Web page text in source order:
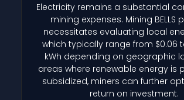
Electricity remains a substantial
mining expenses. Mining BELLS
necessitates evaluating local
which typically range from $0.06
kWh depending on geographic
areas where renewable energy is
subsidized, miners can further
return on investment.